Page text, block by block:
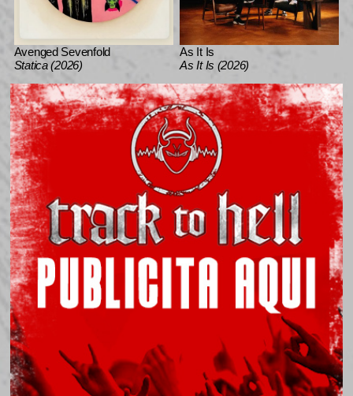
Avenged Sevenfold
Statica (2026)
As It Is
As It Is (2026)